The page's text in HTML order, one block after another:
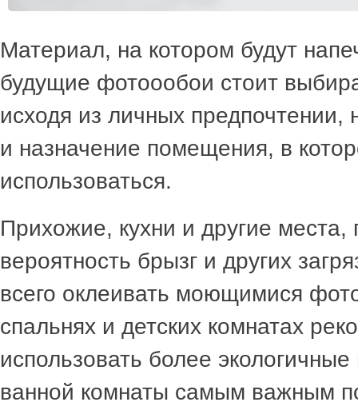
Материал, на котором будут
будущие фотоообои стоит
исходя из личных предпочтении,
и назначение помещения, в
использоваться.
Прихожие, кухни и другие места,
вероятность брызг и других
всего оклеивать моющимися
спальнях и детских комнатах
использовать более
ванной комнаты самым важным